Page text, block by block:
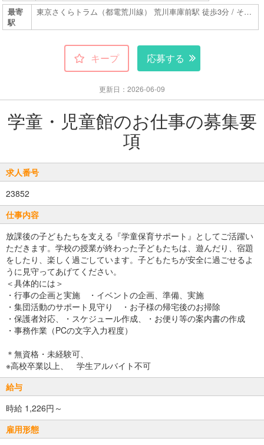
最寄
駅
東京さくらトラム（都電荒川線） 荒川車庫前駅 徒歩3分 / その他交通手段あり
キープ 応募する
更新日：2026-06-09
学童・児童館のお仕事の募集要
項
求人番号
23852
仕事内容
放課後の子どもたちを支える『学童保育サポート』としてご活躍い
ただきます。学校の授業が終わった子どもたちは、遊んだり、宿題
をしたり、楽しく過ごしています。子どもたちが安全に過ごせるよ
うに見守ってあげてください。
＜具体的には＞
・行事の企画と実施 ・イベントの企画、準備、実施
・集団活動のサポート見守り ・お子様の帰宅後のお掃除
・保護者対応、・スケジュール作成、・お便り等の案内書の作成
・事務作業（PCの文字入力程度）
＊無資格・未経験可、
※高校卒業以上、 学生アルバイト不可
給与
時給 1,226円～
雇用形態